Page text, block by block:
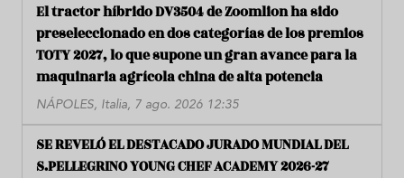
El tractor híbrido DV3504 de Zoomlion ha sido
preseleccionado en dos categorías de los premios
TOTY 2027, lo que supone un gran avance para la
maquinaria agrícola china de alta potencia
NÁPOLES, Italia, 7 ago. 2026 12:35
SE REVELÓ EL DESTACADO JURADO MUNDIAL DEL
S.PELLEGRINO YOUNG CHEF ACADEMY 2026-27